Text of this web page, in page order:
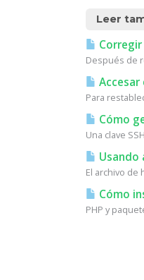
Leer
Después de
Para
Cómo
Una clave
Usando
El archivo de
Cómo
PHP y